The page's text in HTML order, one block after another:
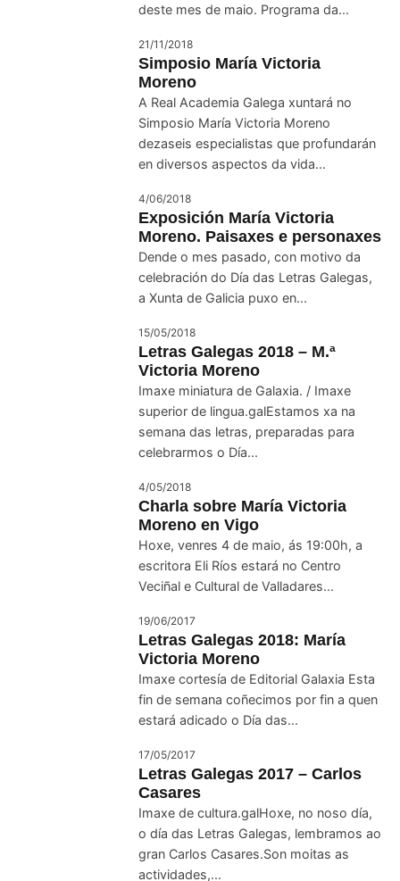
deste mes de maio. Programa da...
21/11/2018
Simposio María Victoria
Moreno
A Real Academia Galega xuntará no
Simposio María Victoria Moreno
dezaseis especialistas que profundarán
en diversos aspectos da vida...
4/06/2018
Exposición María Victoria
Moreno. Paisaxes e personaxes
Dende o mes pasado, con motivo da
celebración do Día das Letras Galegas,
a Xunta de Galicia puxo en...
15/05/2018
Letras Galegas 2018 – M.ª
Victoria Moreno
Imaxe miniatura de Galaxia. / Imaxe
superior de lingua.galEstamos xa na
semana das letras, preparadas para
celebrarmos o Día...
4/05/2018
Charla sobre María Victoria
Moreno en Vigo
Hoxe, venres 4 de maio, ás 19:00h, a
escritora Eli Ríos estará no Centro
Veciñal e Cultural de Valladares...
19/06/2017
Letras Galegas 2018: María
Victoria Moreno
Imaxe cortesía de Editorial Galaxia Esta
fin de semana coñecimos por fin a quen
estará adicado o Día das...
17/05/2017
Letras Galegas 2017 – Carlos
Casares
Imaxe de cultura.galHoxe, no noso día,
o día das Letras Galegas, lembramos ao
gran Carlos Casares.Son moitas as
actividades,...